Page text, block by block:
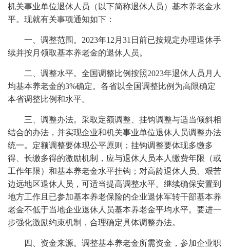
机关事业单位退休人员（以下简称退休人员）基本养老金水
平。现就有关事项通知如下：
一、调整范围。2023年12月31日前已按规定办理退休手
续并按月领取基本养老金的退休人员。
二、调整水平。全国调整比例按照2023年退休人员月人
均基本养老金的3%确定。各省以全国调整比例为高限确定
本省调整比例和水平。
三、调整办法。采取定额调整、挂钩调整与适当倾斜相
结合的办法，并实现企业和机关事业单位退休人员调整办法
统一。定额调整要体现公平原则；挂钩调整要体现多缴多
得、长缴多得的激励机制，应与退休人员本人缴费年限（或
工作年限）和基本养老金水平挂钩；对高龄退休人员、艰苦
边远地区退休人员，可适当提高调整水平。继续确保安置到
地方工作且已参加基本养老保险的企业退休军转干部基本养
老金不低于当地企业退休人员基本养老金平均水平。要进一
步强化激励约束机制，合理确定具体调整办法。
四、资金来源。调整基本养老金所需资金，参加企业职